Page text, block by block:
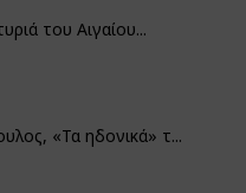
του Αιγαίου...
«Τα ηδονικά» τ...